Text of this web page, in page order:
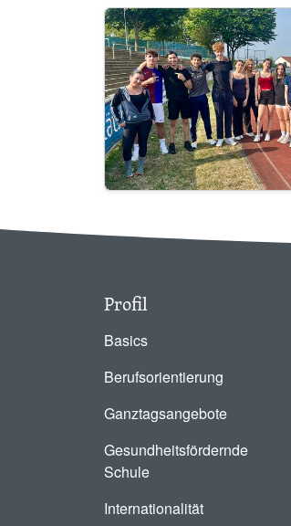
Image
Profil
Basics
Berufsorientierung
Ganztagsangebote
Gesundheitsfördernde
Schule
Internationalität